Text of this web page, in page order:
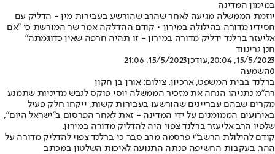
במימון המדינה
יוזמת הממשלה מגיעה לאחר שהרב שהורשע בעבירות מין - הדליק עם
חסידיו מדורה בהילולה במירון • קודם ההדלקה אמר שר המורשת כי "אם
אליעזר ברלנד ידליק מדורה במירון - זו תהיה חרפה שאין כדוגמתה"
חנן גרינווד
15/5/2023, 20:04
,עודכן15/5/2023, 21:06
0השמעה
ברלנד בבית המשפט, ארכיון. צילום: אורן בן חקון
רה"מ נתניהו הנחה את מזכיר הממשלה יוסי פוקס לגבש מדיניות שתמנע
מקרים שבהם עבריינים שהורשעו בעבירות קשות, ייקחו חלק פעיל
באירועים הממומנים על ידי המדינה - זאת לאחר הפרסום ב"ישראל היום",
שלפיו הרב אליעזר ברלנד צפוי היה להדליק מדורה במירון.
קודם להילולת הרשב"י פרסמה מרב סבר כי ברלנד צפוי להדליק מדורה על
ההר. בעקבות החשיפה פנתה התנועה לאיכות השלטון במכתב